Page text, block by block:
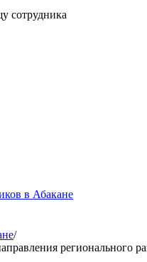
сотрудника
в Абакане
/
регионального